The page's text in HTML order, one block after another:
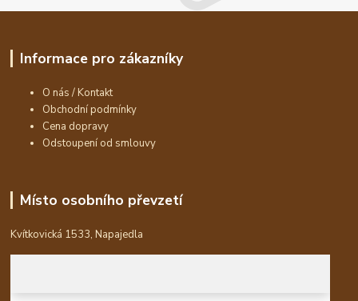
Informace pro zákazníky
O nás / Kontakt
Obchodní podmínky
Cena dopravy
Odstoupení od smlouvy
Místo osobního převzetí
Kvítkovická 1533, Napajedla